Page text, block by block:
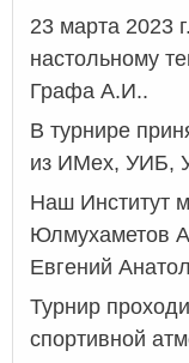
23 марта 2023
настольному
Графа А.И..
В турнире
из ИМех,
Наш Институт
Юлмухаметов
Евгений
Турнир
спортивной